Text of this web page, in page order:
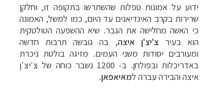
ידוע על אמונות טפלות שהשתרשו בתקופה זו, וחלקן
שרירות בקרב האינדיאנים עד היום, כמו למשל, האמונה
כי האשה מחלישה את הגבר. שיא ההשפעה הטולטקית
הוא בעירצ'יצ'ן איצה, בה גובשה תרבות חדשה
ומעורבים יסודות משני העמים. מזיגה בולטת ניכרת
באדריכלות ובפולחן. ב- 1200 נשבר כוחה של צ'יצ'ן
איצה והבירה עברה למאיאפאן.